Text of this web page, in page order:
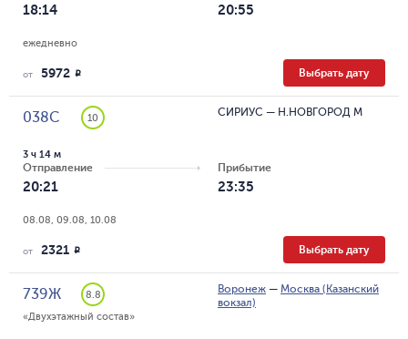
18:14 20:55
ежедневно
от 5972 R Выбрать дату
038С 10 СИРИУС — Н.НОВГОРОД М
Отправление
20:21
3 ч 14 м
Прибытие
23:35
08.08, 09.08, 10.08
от 2321 R Выбрать дату
739Ж
8.8
«Двухэтажный состав»
Воронеж — Москва (Казанский
вокзал)